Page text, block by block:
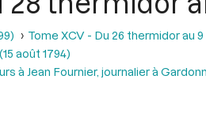
Tome XCV - Du 26 thermidor au
août 1794)
à Jean Fournier, journalier à